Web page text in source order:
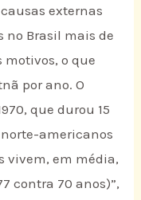
externas
no Brasil mais de
motivos, o que
por ano. O
que durou 15
americanos
vivem, em média,
contra 70 anos)”,